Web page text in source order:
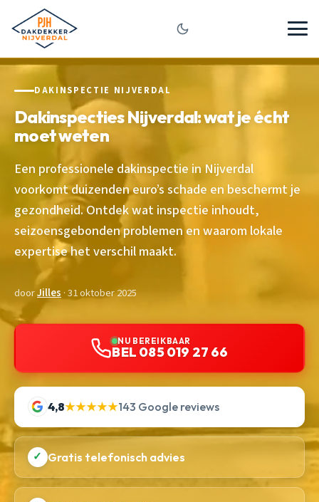
DAKINSPECTIE NIJVERDAL
Dakinspecties Nijverdal: wat je écht
moet weten
Een professionele dakinspectie in Nijverdal
voorkomt duizenden euro’s schade en beschermt je
gezondheid. Ontdek wat inspectie inhoudt,
seizoensgebonden problemen en waarom lokale
expertise het verschil maakt.
doorJilles · 31 oktober 2025
NU BEREIKBAAR
BEL 085 019 27 66
4,8★★★★★143 Google reviews
✓ Gratis telefonisch advies